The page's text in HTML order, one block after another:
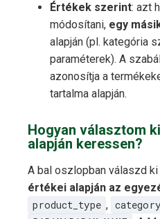
Értékek szerint: azt
módosítani, egy
alapján (pl. kategória
paraméterek). A
azonosítja a
tartalma alapján.
Hogyan választom
alapján keressen?
A bal oszlopban válaszd
értékei alapján az
product_type ,